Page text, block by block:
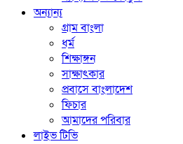
অন্যান্য
গ্রাম বাংলা
ধর্ম
শিক্ষাঙ্গন
সাক্ষাৎকার
প্রবাসে বাংলাদেশ
ফিচার
আমাদের পরিবার
লাইভ টিভি